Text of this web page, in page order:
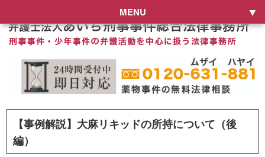
MENU
【事例解説】大麻リキッドの所持について（後
編）